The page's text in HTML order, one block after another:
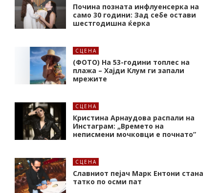
Почина позната инфлуенсерка на
само 30 години: Зад себе остави
шестгодишна ќерка
СЦЕНА
(ФОТО) На 53-години топлес на
плажа – Хајди Клум ги запали
мрежите
СЦЕНА
Кристина Арнаудова распали на
Инстаграм: „Времето на
неписмени мочковци е почнато”
СЦЕНА
Славниот пејач Марк Ентони стана
татко по осми пат